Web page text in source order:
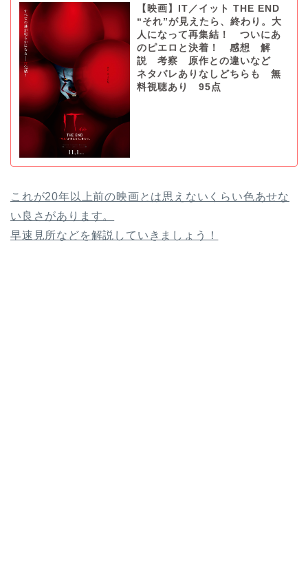
【映画】IT／イット THE END
“それ”が見えたら、終わり。大
人になって再集結！ ついにあ
のピエロと決着！ 感想 解
説 考察 原作との違いなど
ネタバレありなしどちらも 無
料視聴あり 95点
これが20年以上前の映画とは思えないくらい色あせな
い良さがあります。
早速見所などを解説していきましょう！